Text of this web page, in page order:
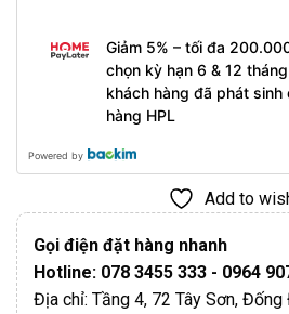
Giảm 5% – tối đa
chọn kỳ hạn 6 & 12
khách hàng đã phát sinh
hàng HPL
Powered by
Add to
Gọi điện đặt hàng nhanh
Hotline: 078 3455 333 - 0964
Địa chỉ: Tầng 4, 72 Tây Sơn, Đống